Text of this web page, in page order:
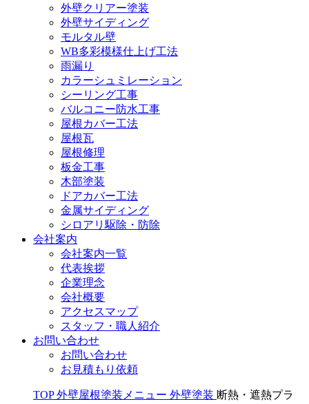
外壁クリアー塗装
外壁サイディング
モルタル壁
WB多彩模様仕上げ工法
雨漏り
カラーシュミレーション
シーリング工事
バルコニー防水工事
屋根カバー工法
屋根瓦
屋根修理
板金工事
木部塗装
ドアカバー工法
金属サイディング
シロアリ駆除・防除
会社案内
会社案内一覧
代表挨拶
企業理念
会社概要
アクセスマップ
スタッフ・職人紹介
お問い合わせ
お問い合わせ
お見積もり依頼
TOP 外壁屋根塗装メニュー 外壁塗装 断熱・遮熱プラ